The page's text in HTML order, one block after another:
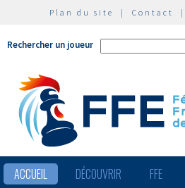
Plan du site | Contact
Rechercher un joueur
ACCUEIL DÉCOUVRIR FFE